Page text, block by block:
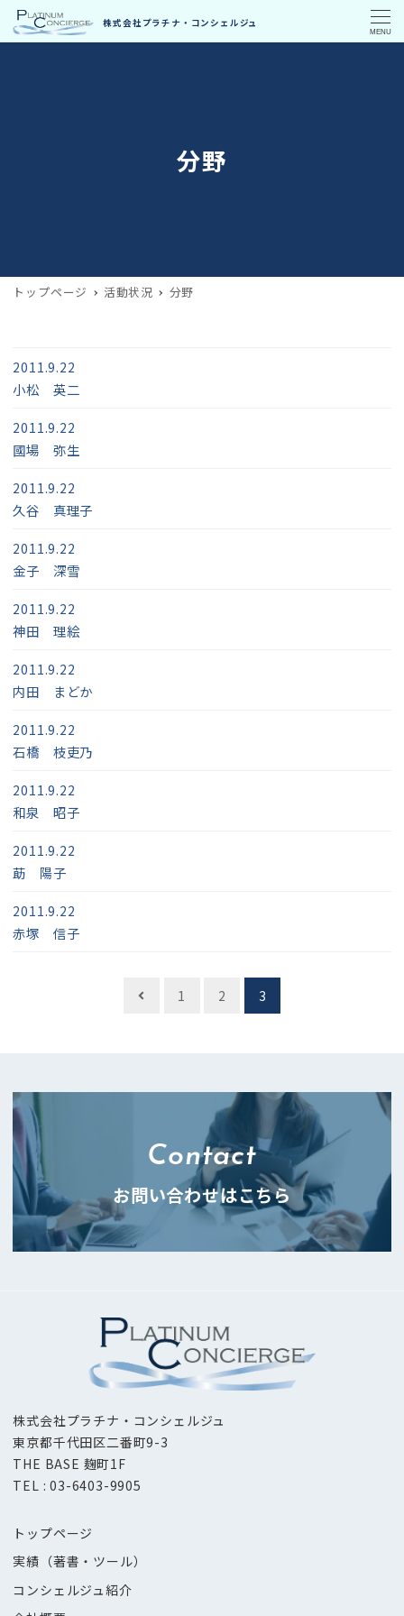
MENU
分野
トップページ 活動状況 分野
小松 英二
2011.9.22
國場 弥生
2011.9.22
久谷 真理子
2011.9.22
金子 深雪
2011.9.22
神田 理絵
2011.9.22
内田 まどか
2011.9.22
石橋 枝吏乃
2011.9.22
和泉 昭子
2011.9.22
莇 陽子
2011.9.22
赤塚 信子
2011.9.22
ゲ
ー
シ
ョ
ン
1 2 3
Contact
お問い合わせはこちら
株式会社プラチナ・コンシェルジュ
東京都千代田区二番町9-3
THE BASE 麹町1F
TEL : 03-6403-9905
トップページ
実績（著書・ツール）
コンシェルジュ紹介